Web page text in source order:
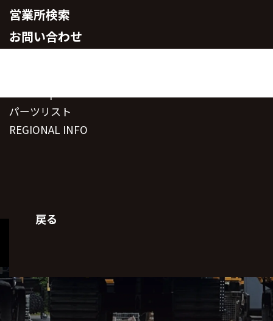
営業所検索
お問い合わせ
パーツリスト
REGIONAL INFO
戻る